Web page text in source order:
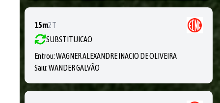
15m2T
SUBSTITUICAO
Entrou:WAGNER ALEXANDRE INACIO DE OLIVEIRA
Saiu:WANDER GALVÃO